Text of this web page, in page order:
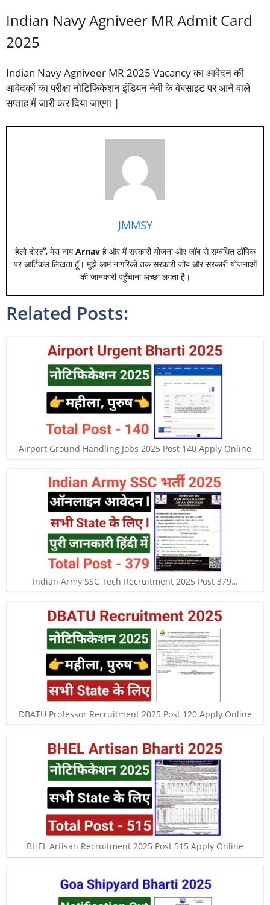
Indian Navy Agniveer MR Admit Card
2025
Indian Navy Agniveer MR 2025 Vacancy का आवेदन की
आवेदकों का परीक्षा नोटिफिकेशन इंडियन नेवी के वेबसाइट पर आने वाले
सप्ताह में जारी कर दिया जाएगा |
JMMSY
हेलो दोस्तों, मेरा नामArnavहै और मैं सरकारी योजना और जॉब से सम्बंधित टॉपिक
पर आर्टिकल लिखता हूँ। मुझे आम नागरिकों तक सरकारी जॉब और सरकारी योजनाओं
की जानकारी पहुँचाना अच्छा लगता है।
Related Posts:
Airport Ground Handling Jobs 2025 Post 140 Apply Online
Indian Army SSC Tech Recruitment 2025 Post 379…
DBATU Professor Recruitment 2025 Post 120 Apply Online
BHEL Artisan Recruitment 2025 Post 515 Apply Online